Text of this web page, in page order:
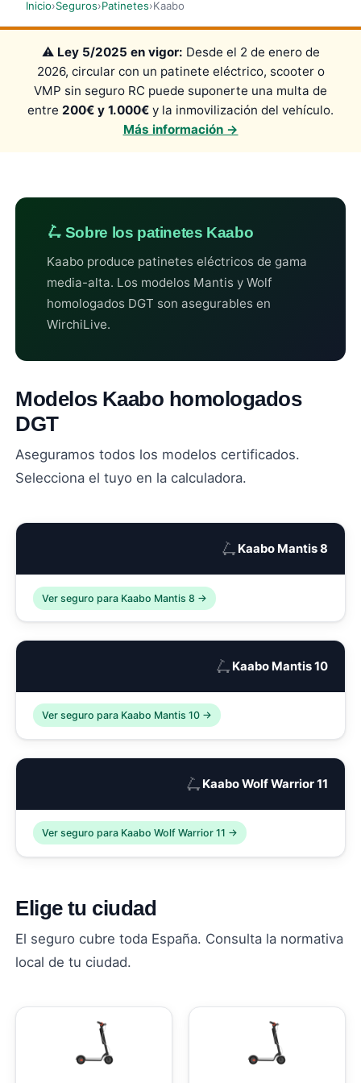
Inicio›Seguros›Patinetes›Kaabo
⚠️ Ley 5/2025 en vigor: Desde el 2 de enero de
2026, circular con un patinete eléctrico, scooter o
VMP sin seguro RC puede suponerte una multa de
entre 200€ y 1.000€ y la inmovilización del vehículo.
Más información →
🛴 Sobre los patinetes Kaabo
Kaabo produce patinetes eléctricos de gama
media-alta. Los modelos Mantis y Wolf
homologados DGT son asegurables en
WirchiLive.
Modelos Kaabo homologados
DGT
Aseguramos todos los modelos certificados.
Selecciona el tuyo en la calculadora.
🛴 Kaabo Mantis 8
Ver seguro para Kaabo Mantis 8 →
🛴 Kaabo Mantis 10
Ver seguro para Kaabo Mantis 10 →
🛴 Kaabo Wolf Warrior 11
Ver seguro para Kaabo Wolf Warrior 11 →
Elige tu ciudad
El seguro cubre toda España. Consulta la normativa
local de tu ciudad.